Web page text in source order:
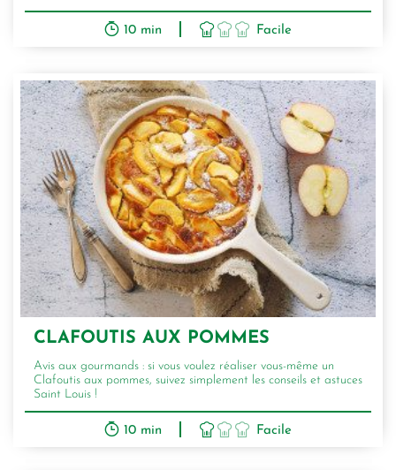
10 min Facile
CLAFOUTIS AUX POMMES
Avis aux gourmands : si vous voulez réaliser vous-même un
Clafoutis aux pommes, suivez simplement les conseils et astuces
Saint Louis !
10 min Facile